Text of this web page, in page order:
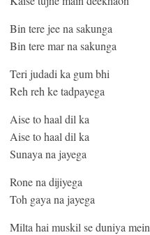
Bin tere jee na sakunga
Bin tere mar na sakunga
Teri judadi ka gum bhi
Reh reh ke tadpayega
Aise to haal dil ka
Aise to haal dil ka
Sunaya na jayega
Rone na dijiyega
Toh gaya na jayega
Milta hai muskil se duniya mein